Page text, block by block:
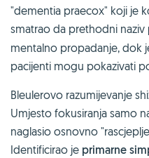
"dementia praecox" koji je
smatrao da prethodni naziv
mentalno propadanje, dok
pacijenti mogu pokazivati
Bleulerovo razumijevanje
Umjesto fokusiranja samo
naglasio osnovno
Identificirao je primarne